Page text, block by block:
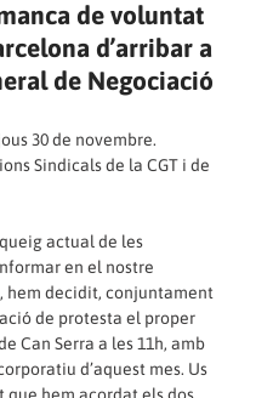
de voluntat
d’arribar a
de Negociació
30 de novembre.
Sindicals de la CGT i de
actual de les
en el nostre
, hem decidit, conjuntament
de protesta el proper
Can Serra a les 11h, amb
d’aquest mes. Us